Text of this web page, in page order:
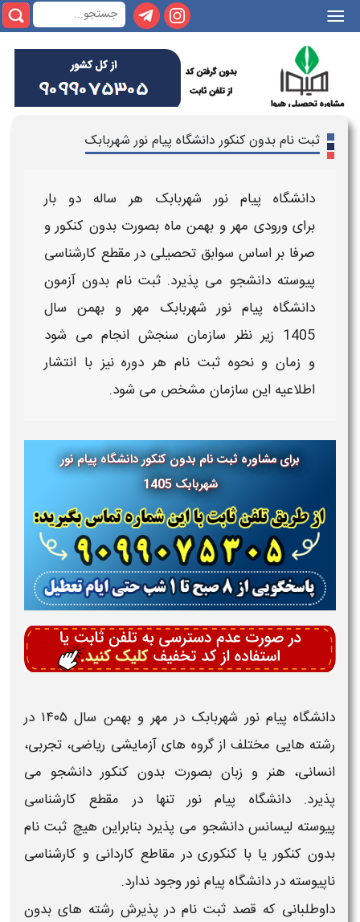
|||
ثبت نام بدون کنکور دانشگاه پیام نور شهربابک
دانشگاه پیام نور شهربابک ​ هر ساله دو بار
برایورودی مهر و بهمن ماه بصورت بدون کنکور و
صرفا بر اساس سوابق تحصیلی در مقطع کارشناسی
پیوسته دانشجو می پذیرد.ثبت نام بدون آزمون
دانشگاه پیام نور شهربابک ​مهر و بهمن سال
1405 زیر نظر سازمان سنجش انجام می شود
وزمان و نحوه ثبت نام هر دوره نیز با انتشار
اطلاعیه این سازمان مشخص می شود.
برای مشاوره ثبت نام بدون کنکور دانشگاه پیام نور
شهربابک1405
دانشگاه پیام نور شهربابک ​ در مهروبهمن سال ۱۴۰۵ در
رشته هایی مختلف از گروه های آزمایشی ریاضی، تجربی،
انسانی، هنر و زبان بصورت بدون کنکور دانشجو می
پذیرد.دانشگاه پیام نورتنها در مقطع کارشناسی
پیوسته لیسانس دانشجو می پذیرد بنابراین هیچ ثبت نام
بدون کنکوریا با کنکوری در مقاطع کاردانی و کارشناسی
ناپیوسته دردانشگاه پیام نوروجود ندارد.
داوطلبانی که قصد ثبت نام در پذیرش رشته های بدون